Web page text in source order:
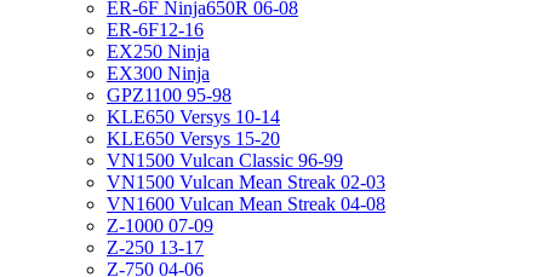
ER-6F Ninja650R 06-08
ER-6F12-16
EX250 Ninja
EX300 Ninja
GPZ1100 95-98
KLE650 Versys 10-14
KLE650 Versys 15-20
VN1500 Vulcan Classic 96-99
VN1500 Vulcan Mean Streak 02-03
VN1600 Vulcan Mean Streak 04-08
Z-1000 07-09
Z-250 13-17
Z-750 04-06